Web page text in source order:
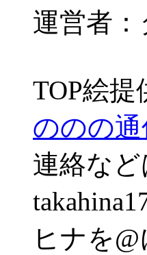
運営者
TOP絵提
ののの通
連絡な
ヒナを